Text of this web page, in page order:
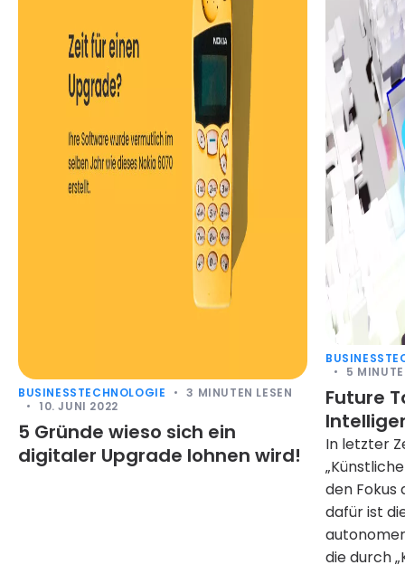
BUSINESSTECHNOLOGIE 3 MINUTEN LESEN
10. JUNI 2022
5 Gründe wieso sich ein
digitaler Upgrade lohnen wird!
BUSINESS
5
Future
In letzter
den Fokus
dafür ist
die durch